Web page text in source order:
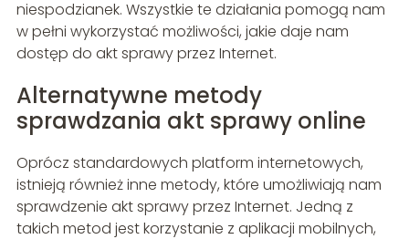
niespodzianek. Wszystkie te działania pomogą nam
w pełni wykorzystać możliwości, jakie daje nam
dostęp do akt sprawy przez Internet.
Alternatywne metody
sprawdzania akt sprawy online
Oprócz standardowych platform internetowych,
istnieją również inne metody, które umożliwiają nam
sprawdzenie akt sprawy przez Internet. Jedną z
takich metod jest korzystanie z aplikacji mobilnych,